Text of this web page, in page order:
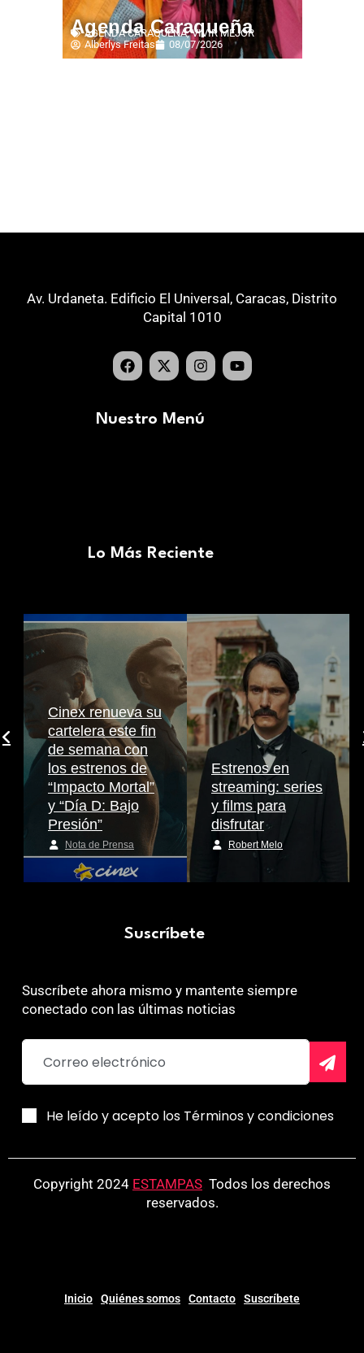
Agenda Caraqueña
AGENDA CARAQUEÑA,VIVIR MEJOR
Alberlys Freitas
08/07/2026
Av. Urdaneta. Edificio El Universal, Caracas, Distrito
Capital 1010
Nuestro Menú
Lo Más Reciente
Cinex renueva su
cartelera este fin
de semana con
los estrenos de
“Impacto Mortal”
y “Día D: Bajo
Presión”
Nota de Prensa
Estrenos en
streaming: series
y films para
disfrutar
Robert Melo
Suscríbete
Suscríbete ahora mismo y mantente siempre
conectado con las últimas noticias
He leído y acepto los Términos y condiciones
Copyright 2024 ESTAMPAS Todos los derechos
reservados.
Inicio Quiénes somos Contacto Suscríbete